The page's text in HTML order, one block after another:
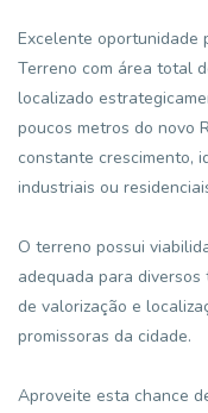
Excelente oportunidade
Terreno com área total
localizado
poucos metros do novo
constante crescimento,
industriais ou
O terreno possui
adequada para
de valorização e
promissoras da cidade.
Aproveite esta chance